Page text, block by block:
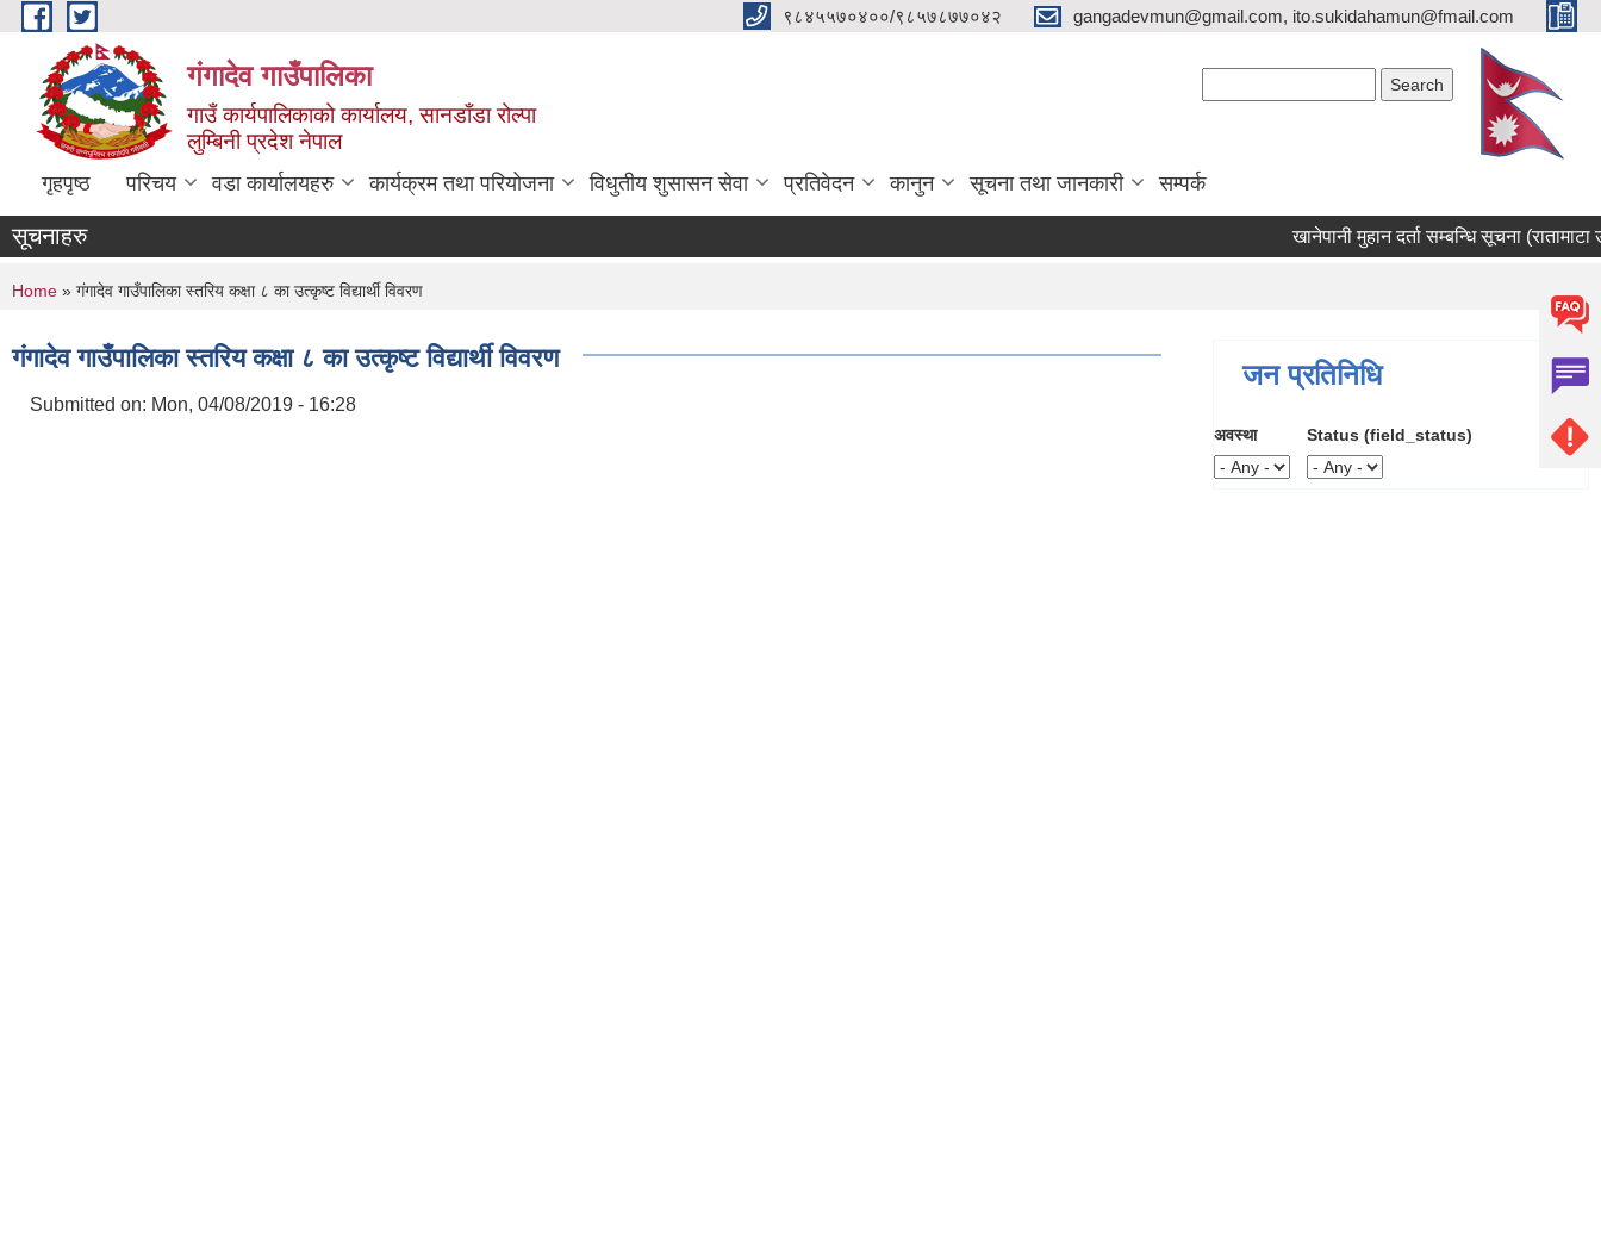
Skip to main content ९८४५५७०४००/९८५७८७७०४२ gangadevmun@gmail.com, ito.sukidahamun@fmail.com
गंगादेव गाउँपालिका
गाउँ कार्यपालिकाको कार्यालय, सानडाँडा रोल्पा
लुम्बिनी प्रदेश नेपाल
गृहपृष्ठ परिचय वडा कार्यालयहरु कार्यक्रम तथा परियोजना विधुतीय शुसासन सेवा प्रतिवेदन कानुन सूचना तथा जानकारी सम्पर्क
सूचनाहरु खानेपानी मुहान दर्ता सम्बन्धि सूचना (रातामाटा
You are here
Home » गंगादेव गाउँपालिका स्तरिय कक्षा ८ का उत्कृष्ट विद्यार्थी विवरण
गंगादेव गाउँपालिका स्तरिय कक्षा ८ का उत्कृष्ट विद्यार्थी विवरण
Submitted on: Mon, 04/08/2019 - 16:28
जन प्रतिनिधि
अवस्था Status (field_status)